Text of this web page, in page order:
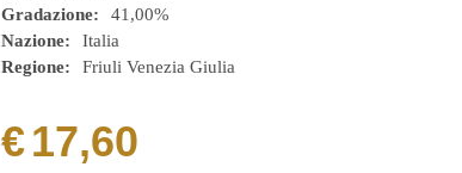
Gradazione
41,00%
Nazione
Italia
Regione
Friuli Venezia Giulia
€17,60